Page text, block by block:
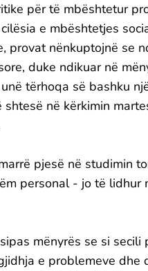
për të mbështetur
e mbështetjes
provat nënkuptojnë se
duke ndikuar në
tërhoqa së bashku
në kërkimin
pjesë në studimin
personal - jo të lidhur
mënyrës se si secili
e problemeve dhe